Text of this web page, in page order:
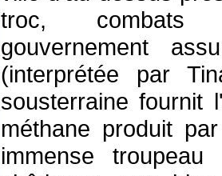
troc, combats
gouvernement
(interprétée par
sousterraine fournit
méthane produit
immense